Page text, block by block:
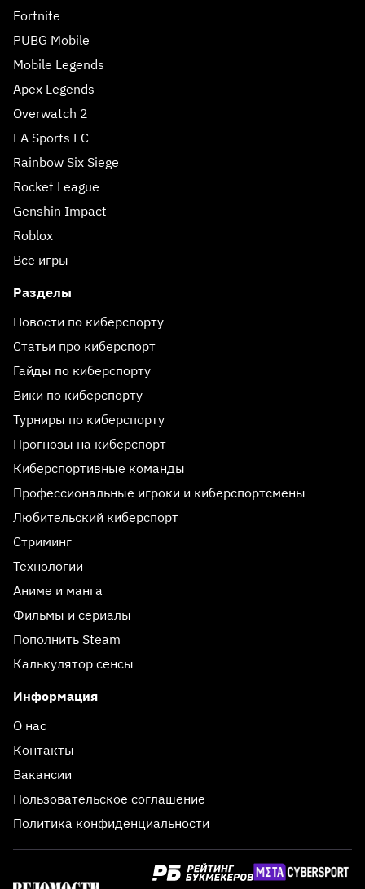
Fortnite
PUBG Mobile
Mobile Legends
Apex Legends
Overwatch 2
EA Sports FC
Rainbow Six Siege
Rocket League
Genshin Impact
Roblox
Все игры
Разделы
Новости по киберспорту
Статьи про киберспорт
Гайды по киберспорту
Вики по киберспорту
Турниры по киберспорту
Прогнозы на киберспорт
Киберспортивные команды
Профессиональные игроки и киберспортсмены
Любительский киберспорт
Стриминг
Технологии
Аниме и манга
Фильмы и сериалы
Пополнить Steam
Калькулятор сенсы
Информация
О нас
Контакты
Вакансии
Пользовательское соглашение
Политика конфиденциальности